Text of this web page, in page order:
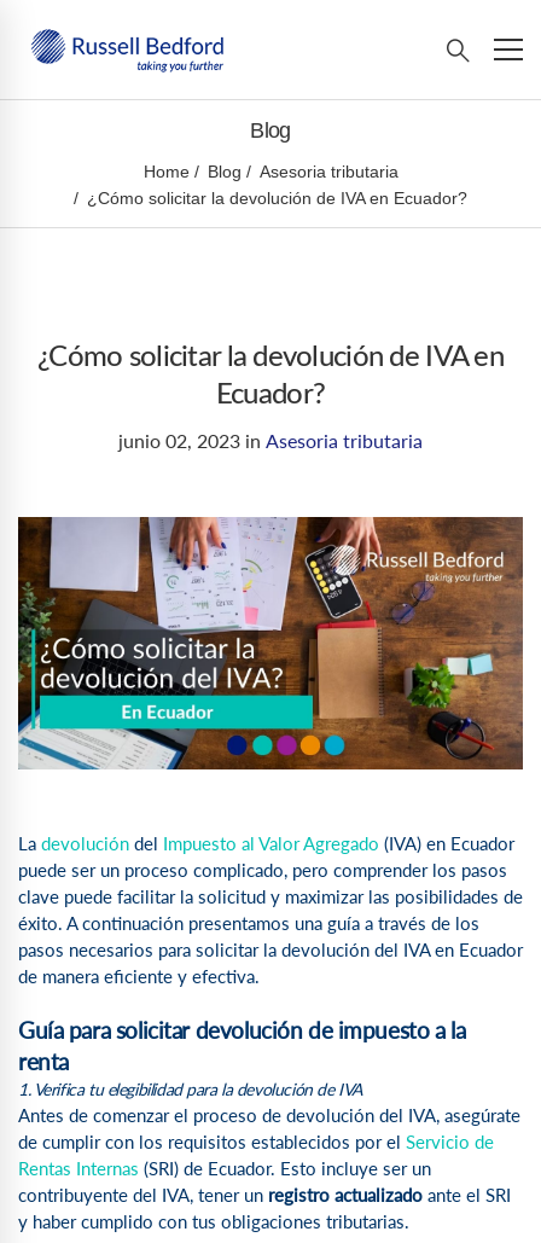
Blog
Home Blog
Asesoria tributaria
¿Cómo solicitar la devolución de IVA en Ecuador?
¿Cómo solicitar la devolución de IVA en
Ecuador?
junio 02, 2023 in Asesoria tributaria
La devolución del Impuesto al Valor Agregado (IVA) en Ecuador
puede ser un proceso complicado, pero comprender los pasos
clave puede facilitar la solicitud y maximizar las posibilidades de
éxito. A continuación presentamos una guía a través de los
pasos necesarios para solicitar la devolución del IVA en Ecuador
de manera eficiente y efectiva.
Guía para solicitar devolución de impuesto a la
renta
1. Verifica tu elegibilidad para la devolución de IVA
Antes de comenzar el proceso de devolución del IVA, asegúrate
de cumplir con los requisitos establecidos por el Servicio de
Rentas Internas (SRI) de Ecuador. Esto incluye ser un
contribuyente del IVA, tener un registro actualizado ante el SRI
y haber cumplido con tus obligaciones tributarias.